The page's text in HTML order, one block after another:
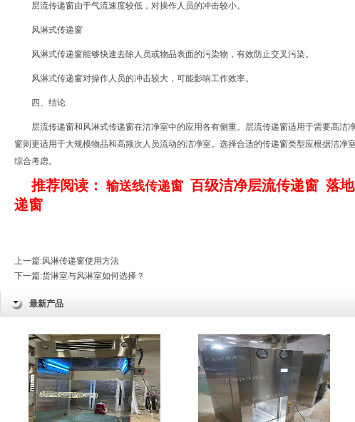
层流传递窗由于气流速度较低，对操作人员的冲击较小。
风淋式传递窗
风淋式传递窗能够快速去除人员或物品表面的污染物，有效防止交叉污染。
风淋式传递窗对操作人员的冲击较大，可能影响工作效率。
四、结论
层流传递窗和风淋式传递窗在洁净室中的应用各有侧重。层流传递窗适用于需要高洁
窗则更适用于大规模物品和高频次人员流动的洁净室。选择合适的传递窗类型应根据洁净
综合考虑。
推荐阅读： 输送线传递窗 百级洁净层流传递窗 落
递窗
上一篇:风淋传递窗使用方法
下一篇:货淋室与风淋室如何选择？
最新产品